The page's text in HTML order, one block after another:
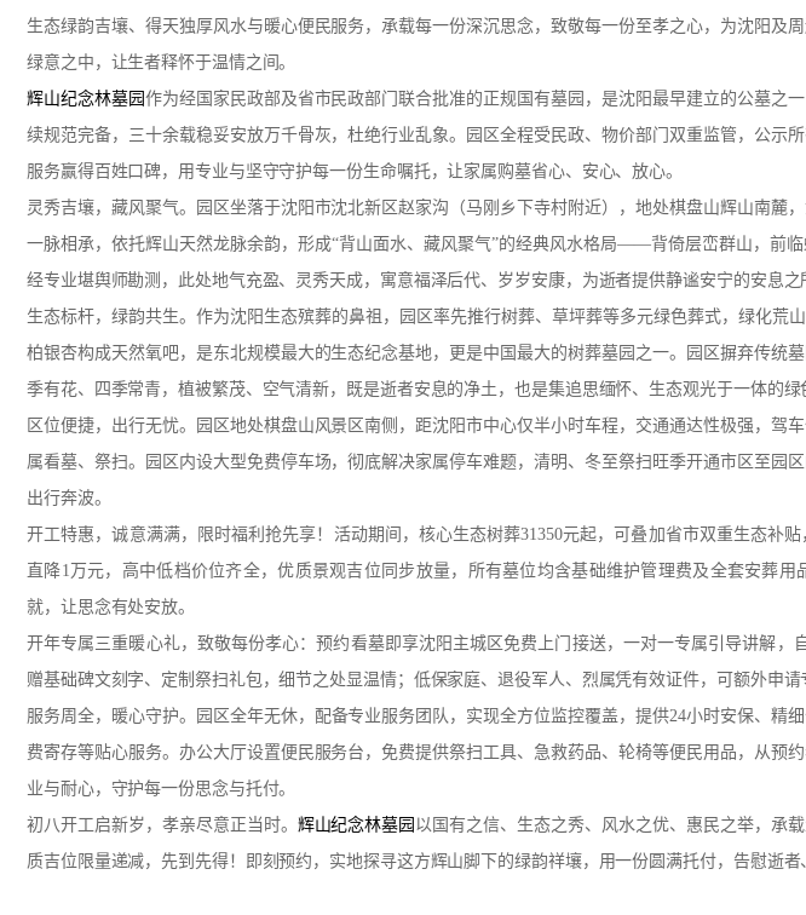
生态绿韵吉壤、得天独厚风水与暖心便民服务，承载每一份深沉思念，致敬每一份至孝之心，为沈阳及
绿意之中，让生者释怀于温情之间。
辉山纪念林墓园作为经国家民政部及省市民政部门联合批准的正规国有墓园，是沈阳最早建立的公墓之
续规范完备，三十余载稳妥安放万千骨灰，杜绝行业乱象。园区全程受民政、物价部门双重监管，公示
服务赢得百姓口碑，用专业与坚守守护每一份生命嘱托，让家属购墓省心、安心、放心。
灵秀吉壤，藏风聚气。园区坐落于沈阳市沈北新区赵家沟（马刚乡下寺村附近），地处棋盘山辉山南麓
一脉相承，依托辉山天然龙脉余韵，形成“背山面水、藏风聚气”的经典风水格局——背倚层峦群山，前临
经专业堪舆师勘测，此处地气充盈、灵秀天成，寓意福泽后代、岁岁安康，为逝者提供静谧安宁的安息之
生态标杆，绿韵共生。作为沈阳生态殡葬的鼻祖，园区率先推行树葬、草坪葬等多元绿色葬式，绿化荒
柏银杏构成天然氧吧，是东北规模最大的生态纪念基地，更是中国最大的树葬墓园之一。园区摒弃传统
季有花、四季常青，植被繁茂、空气清新，既是逝者安息的净土，也是集追思缅怀、生态观光于一体的绿
区位便捷，出行无忧。园区地处棋盘山风景区南侧，距沈阳市中心仅半小时车程，交通通达性极强，驾
属看墓、祭扫。园区内设大型免费停车场，彻底解决家属停车难题，清明、冬至祭扫旺季开通市区至园
出行奔波。
开工特惠，诚意满满，限时福利抢先享！活动期间，核心生态树葬31350元起，可叠加省市双重生态补
直降1万元，高中低档价位齐全，优质景观吉位同步放量，所有墓位均含基础维护管理费及全套安葬
就，让思念有处安放。
开年专属三重暖心礼，致敬每份孝心：预约看墓即享沈阳主城区免费上门接送，一对一专属引导讲解，
赠基础碑文刻字、定制祭扫礼包，细节之处显温情；低保家庭、退役军人、烈属凭有效证件，可额外申请
服务周全，暖心守护。园区全年无休，配备专业服务团队，实现全方位监控覆盖，提供24小时安保、精
费寄存等贴心服务。办公大厅设置便民服务台，免费提供祭扫工具、急救药品、轮椅等便民用品，从预
业与耐心，守护每一份思念与托付。
初八开工启新岁，孝亲尽意正当时。 辉山纪念林墓园 以国有之信、生态之秀、风水之优、惠民之举，承
质吉位限量递减，先到先得！即刻预约，实地探寻这方辉山脚下的绿韵祥壤，用一份圆满托付，告慰逝者